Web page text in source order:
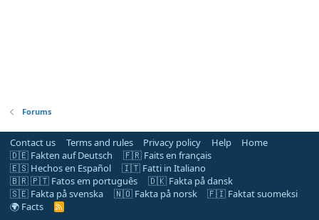
Forums
Contact us Terms and rules Privacy policy Help
Home
🇩🇪 Fakten auf Deutsch
🇫🇷 Faits en français
🇪🇸 Hechos en Español
🇮🇹 Fatti in Italiano
🇧🇷 🇵🇹 Fatos em português
🇩🇰 Fakta på dansk
🇸🇪 Fakta på svenska
🇳🇴 Fakta på norsk
🇫🇮 Faktat suomeksi
🌍 Facts
R